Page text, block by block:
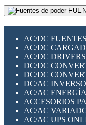
RELÉS
SENSORES
SWITCH Y
TARJETAS PI
UNIÓN Y
GATEWAY
GESTIÓN DE
PLACAS
SWITCHES Y
SOLUCIONES
SOLUCIONES
SOLUCIONES
SEGURIDAD
SWITCHES LAN
TELEFONÍA IP
VIGILANCIA IP
MESHTASTIC
AC/DC
AC/DC
AC/DC
DC/DC
DC/DC
DC/AC
AC/AC
ACCESORIOS
AC/AC
AC/AC UPS